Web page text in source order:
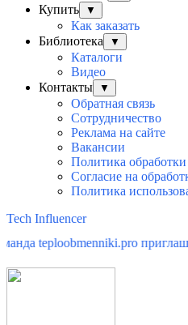
Купить ▼
Как заказать
Библиотека
▼
Каталоги
Видео
Контакты
▼
Обратная связь
Сотрудничество
Реклама на сайте
Вакансии
Политика
Согласие на
Политика
Tech Influencer
приглашает к